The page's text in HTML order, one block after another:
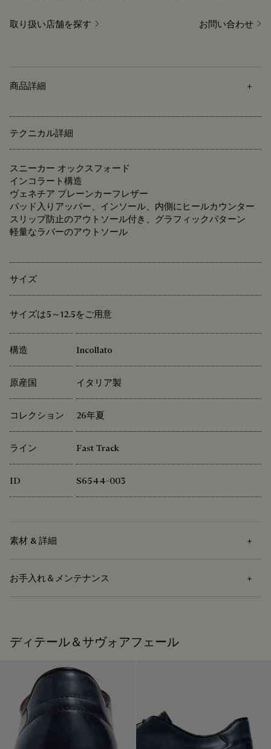
取り扱い店舗を探す お問い合わせ
商品詳細
テクニカル詳細
スニーカー オックスフォード
インコラート構造
ヴェネチア プレーンカーフレザー
パッド入りアッパー、インソール、内側にヒールカウンター
スリップ防止のアウトソール付き、グラフィックパターン
軽量なラバーのアウトソール
サイズ
サイズは5～12.5をご用意
構造 Incollato
原産国 イタリア製
コレクション 26年夏
ライン Fast Track
ID S6544-003
素材 & 詳細
ベルルッティは、持続可能な原材料の使用を重視していま
厳しい基準を満たす認証を受けています。
私たちの素材の起源を探る
パッケージ
お手入れ＆メンテナンス
を取り除き、栄養を与え、防水するために透明な革専用ワッ
クスを塗布します。それから、ポリッシュグローブでしっか
りと磨き、レザー本来の光沢をよみがえらせます。
お手入れという儀式
ディテール＆サヴォアフェール